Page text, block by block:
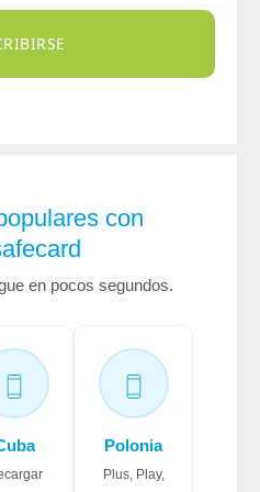
con
en pocos segundos.
Polonia
Plus, Play,